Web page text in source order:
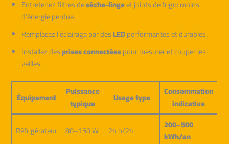
Entretenez filtres desèche-lingeet joints de frigo: moins
d’énergie perdue.
Remplacez l’éclairage par desLEDperformantes et durables.
Installez desprises connectéespour mesurer et couper les
veilles.
Équipement
Puissance
typique
Usage type
Consommation
indicative
Réfrigérateur
80–150 W 24 h/24
200–500
kWh/an